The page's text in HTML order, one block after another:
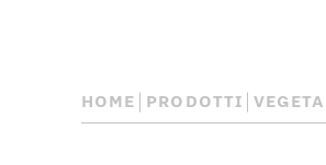
HOME PRODOTTI